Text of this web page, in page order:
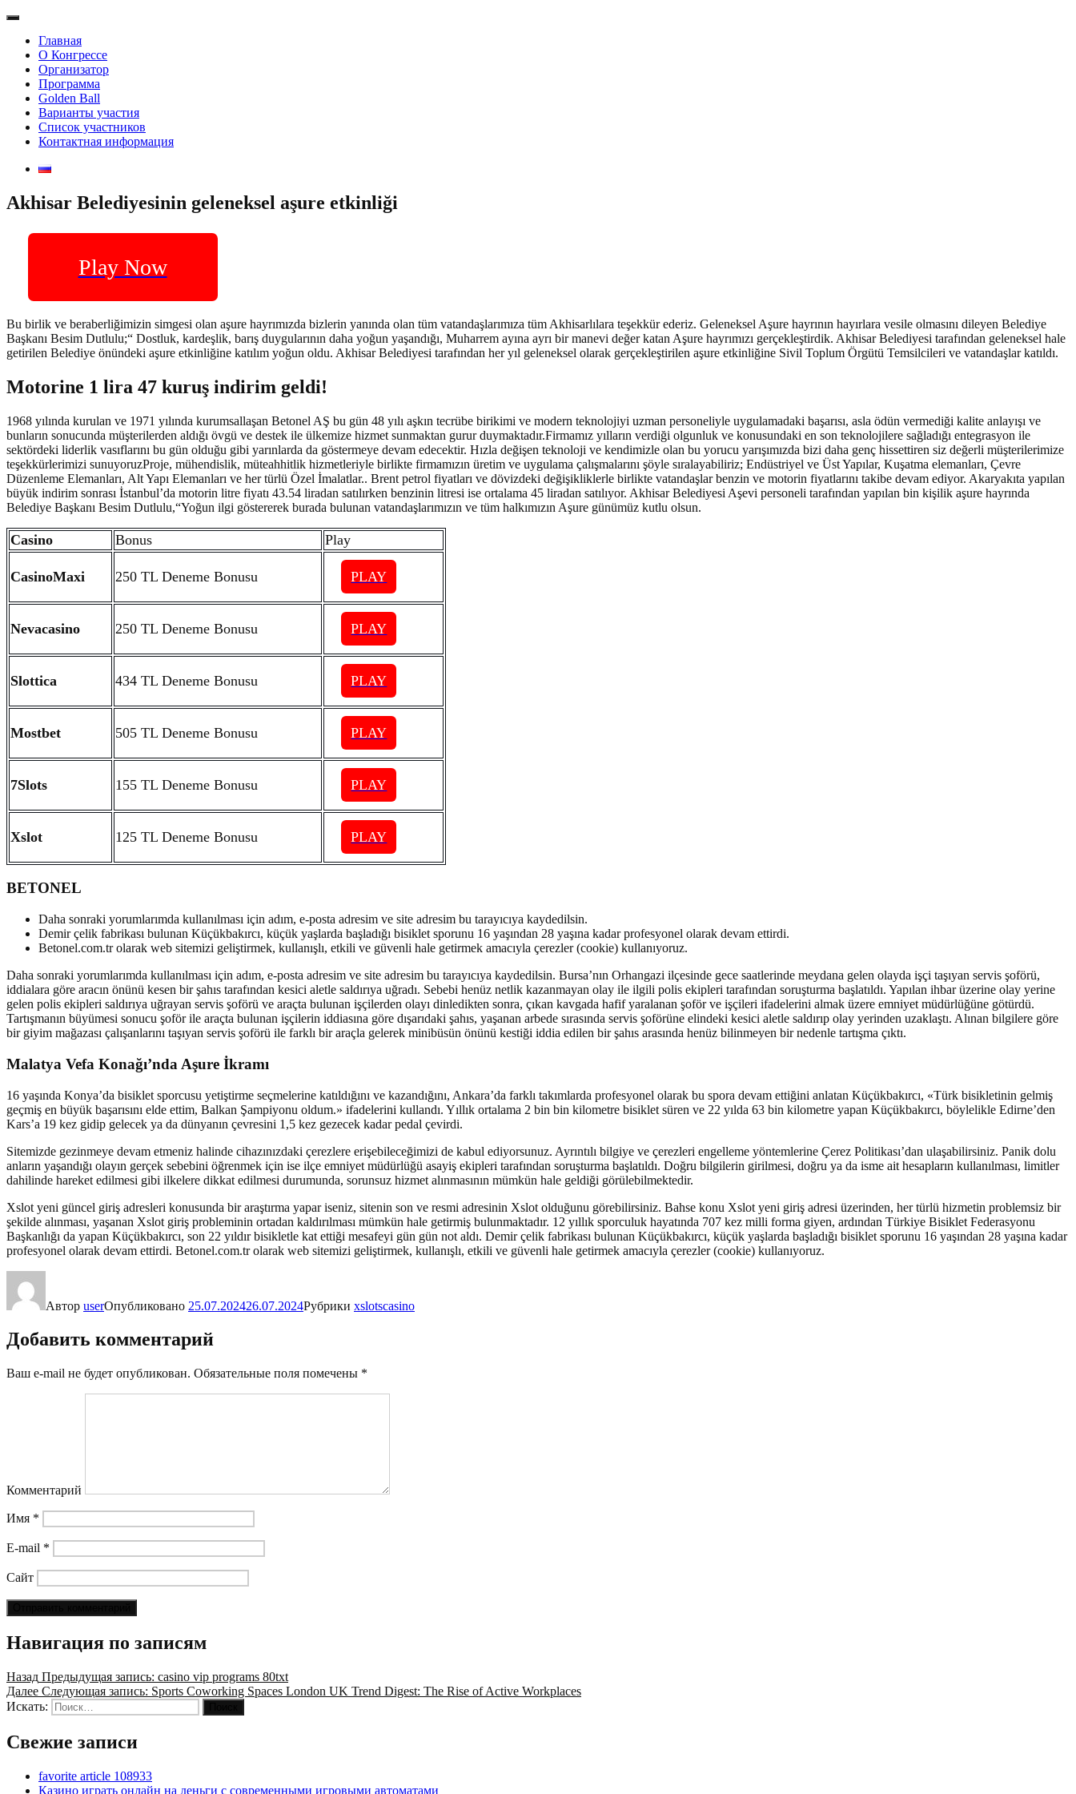
Главная
О Конгрессе
Организатор
Программа
Golden Ball
Варианты участия
Список участников
Контактная информация
Akhisar Belediyesinin geleneksel aşure etkinliği
Play Now
Bu birlik ve beraberliğimizin simgesi olan aşure hayrımızda bizlerin yanında olan tüm vatandaşlarımıza tüm Akhisarlılara teşekkür ederiz. Geleneksel Aşure hayrının hayırlara vesile olmasını dileyen Belediye
Başkanı Besim Dutlulu;“ Dostluk, kardeşlik, barış duygularının daha yoğun yaşandığı, Muharrem ayına ayrı bir manevi değer katan Aşure hayrımızı gerçekleştirdik. Akhisar Belediyesi tarafından geleneksel hale
getirilen Belediye önündeki aşure etkinliğine katılım yoğun oldu. Akhisar Belediyesi tarafından her yıl geleneksel olarak gerçekleştirilen aşure etkinliğine Sivil Toplum Örgütü Temsilcileri ve vatandaşlar katıldı.
Motorine 1 lira 47 kuruş indirim geldi!
1968 yılında kurulan ve 1971 yılında kurumsallaşan Betonel AŞ bu gün 48 yılı aşkın tecrübe birikimi ve modern teknolojiyi uzman personeliyle uygulamadaki başarısı, asla ödün vermediği kalite anlayışı ve
bunların sonucunda müşterilerden aldığı övgü ve destek ile ülkemize hizmet sunmaktan gurur duymaktadır.Firmamız yılların verdiği olgunluk ve konusundaki en son teknolojilere sağladığı entegrasyon ile
sektördeki liderlik vasıflarını bu gün olduğu gibi yarınlarda da göstermeye devam edecektir. Hızla değişen teknoloji ve kendimizle olan bu yorucu yarışımızda bizi daha genç hissettiren siz değerli müşterilerimize
teşekkürlerimizi sunuyoruzProje, mühendislik, müteahhitlik hizmetleriyle birlikte firmamızın üretim ve uygulama çalışmalarını şöyle sıralayabiliriz; Endüstriyel ve Üst Yapılar, Kuşatma elemanları, Çevre
Düzenleme Elemanları, Alt Yapı Elemanları ve her türlü Özel İmalatlar.. Brent petrol fiyatları ve dövizdeki değişikliklerle birlikte vatandaşlar benzin ve motorin fiyatlarını takibe devam ediyor. Akaryakıta yapılan
büyük indirim sonrası İstanbul’da motorin litre fiyatı 43.54 liradan satılırken benzinin litresi ise ortalama 45 liradan satılıyor. Akhisar Belediyesi Aşevi personeli tarafından yapılan bin kişilik aşure hayrında
Belediye Başkanı Besim Dutlulu,“Yoğun ilgi göstererek burada bulunan vatandaşlarımızın ve tüm halkımızın Aşure günümüz kutlu olsun.
Casino Bonus Play
CasinoMaxi 250 TL Deneme Bonusu PLAY
Nevacasino 250 TL Deneme Bonusu PLAY
Slottica 434 TL Deneme Bonusu PLAY
Mostbet 505 TL Deneme Bonusu PLAY
7Slots 155 TL Deneme Bonusu PLAY
Xslot 125 TL Deneme Bonusu PLAY
BETONEL
Daha sonraki yorumlarımda kullanılması için adım, e-posta adresim ve site adresim bu tarayıcıya kaydedilsin.
Demir çelik fabrikası bulunan Küçükbakırcı, küçük yaşlarda başladığı bisiklet sporunu 16 yaşından 28 yaşına kadar profesyonel olarak devam ettirdi.
Betonel.com.tr olarak web sitemizi geliştirmek, kullanışlı, etkili ve güvenli hale getirmek amacıyla çerezler (cookie) kullanıyoruz.
Daha sonraki yorumlarımda kullanılması için adım, e-posta adresim ve site adresim bu tarayıcıya kaydedilsin. Bursa’nın Orhangazi ilçesinde gece saatlerinde meydana gelen olayda işçi taşıyan servis şoförü,
iddialara göre aracın önünü kesen bir şahıs tarafından kesici aletle saldırıya uğradı. Sebebi henüz netlik kazanmayan olay ile ilgili polis ekipleri tarafından soruşturma başlatıldı. Yapılan ihbar üzerine olay yerine
gelen polis ekipleri saldırıya uğrayan servis şoförü ve araçta bulunan işçilerden olayı dinledikten sonra, çıkan kavgada hafif yaralanan şoför ve işçileri ifadelerini almak üzere emniyet müdürlüğüne götürdü.
Tartışmanın büyümesi sonucu şoför ile araçta bulunan işçilerin iddiasına göre dışarıdaki şahıs, yaşanan arbede sırasında servis şoförüne elindeki kesici aletle saldırıp olay yerinden uzaklaştı. Alınan bilgilere göre
bir giyim mağazası çalışanlarını taşıyan servis şoförü ile farklı bir araçla gelerek minibüsün önünü kestiği iddia edilen bir şahıs arasında henüz bilinmeyen bir nedenle tartışma çıktı.
Malatya Vefa Konağı’nda Aşure İkramı
16 yaşında Konya’da bisiklet sporcusu yetiştirme seçmelerine katıldığını ve kazandığını, Ankara’da farklı takımlarda profesyonel olarak bu spora devam ettiğini anlatan Küçükbakırcı, «Türk bisikletinin gelmiş
geçmiş en büyük başarısını elde ettim, Balkan Şampiyonu oldum.» ifadelerini kullandı. Yıllık ortalama 2 bin bin kilometre bisiklet süren ve 22 yılda 63 bin kilometre yapan Küçükbakırcı, böylelikle Edirne’den
Kars’a 19 kez gidip gelecek ya da dünyanın çevresini 1,5 kez gezecek kadar pedal çevirdi.
Sitemizde gezinmeye devam etmeniz halinde cihazınızdaki çerezlere erişebileceğimizi de kabul ediyorsunuz. Ayrıntılı bilgiye ve çerezleri engelleme yöntemlerine Çerez Politikası’dan ulaşabilirsiniz. Panik dolu
anların yaşandığı olayın gerçek sebebini öğrenmek için ise ilçe emniyet müdürlüğü asayiş ekipleri tarafından soruşturma başlatıldı. Doğru bilgilerin girilmesi, doğru ya da isme ait hesapların kullanılması, limitler
dahilinde hareket edilmesi gibi ilkelere dikkat edilmesi durumunda, sorunsuz hizmet alınmasının mümkün hale geldiği görülebilmektedir.
Xslot yeni güncel giriş adresleri konusunda bir araştırma yapar iseniz, sitenin son ve resmi adresinin Xslot olduğunu görebilirsiniz. Bahse konu Xslot yeni giriş adresi üzerinden, her türlü hizmetin problemsiz bir
şekilde alınması, yaşanan Xslot giriş probleminin ortadan kaldırılması mümkün hale getirmiş bulunmaktadır. 12 yıllık sporculuk hayatında 707 kez milli forma giyen, ardından Türkiye Bisiklet Federasyonu
Başkanlığı da yapan Küçükbakırcı, son 22 yıldır bisikletle kat ettiği mesafeyi gün gün not aldı. Demir çelik fabrikası bulunan Küçükbakırcı, küçük yaşlarda başladığı bisiklet sporunu 16 yaşından 28 yaşına kadar
profesyonel olarak devam ettirdi. Betonel.com.tr olarak web sitemizi geliştirmek, kullanışlı, etkili ve güvenli hale getirmek amacıyla çerezler (cookie) kullanıyoruz.
Автор userОпубликовано 25.07.202426.07.2024Рубрики xslotscasino
Добавить комментарий
Ваш e-mail не будет опубликован. Обязательные поля помечены *
Комментарий
Имя *
E-mail *
Сайт
Навигация по записям
Назад Предыдущая запись: casino vip programs 80txt
Далее Следующая запись: Sports Coworking Spaces London UK Trend Digest: The Rise of Active Workplaces
Искать:
Свежие записи
favorite article 108933
Казино играть онлайн на деньги с современными игровыми автоматами